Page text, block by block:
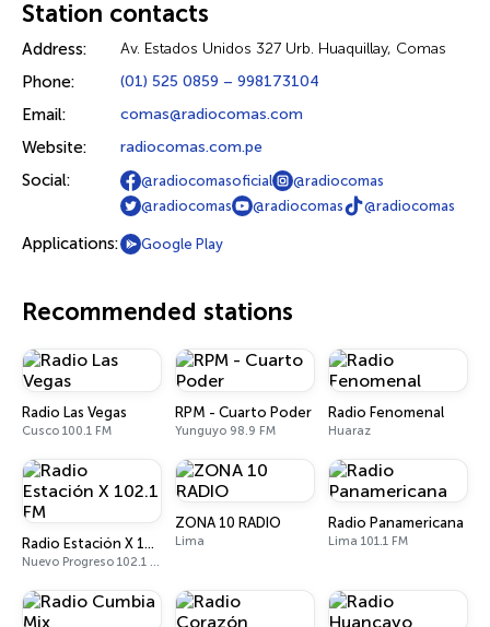
Station contacts
Address: Av. Estados Unidos 327 Urb. Huaquillay, Comas
Phone: (01) 525 0859 – 998173104
Email: comas@radiocomas.com
Website: radiocomas.com.pe
Social: @radiocomasoficial
@radiocomas
@radiocomas
@radiocomas @radiocomas
Applications: Google Play
Recommended stations
Radio Las Vegas
Cusco 100.1 FM
RPM - Cuarto Poder
Yunguyo 98.9 FM
Radio Fenomenal
Huaraz
Radio Estación X 102.1 FM
Nuevo Progreso 102.1 FM
ZONA 10 RADIO
Lima
Radio Panamericana
Lima 101.1 FM